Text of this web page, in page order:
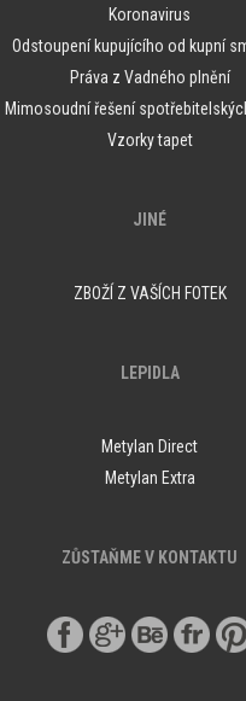
Koronavirus
Odstoupení kupujícího od kupní
Práva z Vadného plnění
Mimosoudní řešení
Vzorky tapet
JINÉ
ZBOŽÍ Z VAŠÍCH FOTEK
LEPIDLA
Metylan Direct
Metylan Extra
ZŮSTAŇME V KONTAKTU